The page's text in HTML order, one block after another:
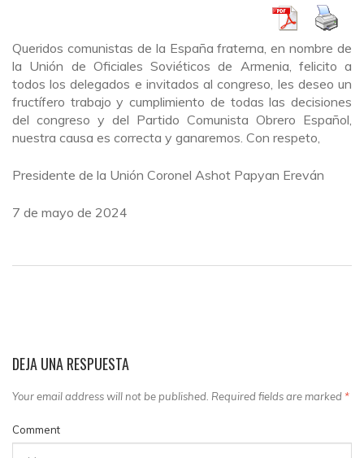
Queridos comunistas de la España fraterna, en nombre de
la Unión de Oficiales Soviéticos de Armenia, felicito a
todos los delegados e invitados al congreso, les deseo un
fructífero trabajo y cumplimiento de todas las decisiones
del congreso y del Partido Comunista Obrero Español,
nuestra causa es correcta y ganaremos. Con respeto,
Presidente de la Unión Coronel Ashot Papyan Ereván
7 de mayo de 2024
DEJA UNA RESPUESTA
Your email address will not be published. Required fields are marked *
Comment